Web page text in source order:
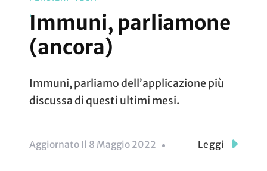
Immuni, parliamone
(ancora)
Immuni, parliamo dell’applicazione più
discussa di questi ultimi mesi.
Aggiornato Il 8 Maggio 2022 Leggi